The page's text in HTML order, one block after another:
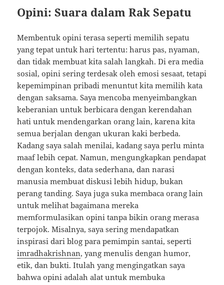
Opini: Suara dalam Rak Sepatu
Membentuk opini terasa seperti memilih sepatu
yang tepat untuk hari tertentu: harus pas, nyaman,
dan tidak membuat kita salah langkah. Di era media
sosial, opini sering terdesak oleh emosi sesaat, tetapi
kepemimpinan pribadi menuntut kita memilih kata
dengan saksama. Saya mencoba menyeimbangkan
keberanian untuk berbicara dengan kerendahan
hati untuk mendengarkan orang lain, karena kita
semua berjalan dengan ukuran kaki berbeda.
Kadang saya salah menilai, kadang saya perlu minta
maaf lebih cepat. Namun, mengungkapkan pendapat
dengan konteks, data sederhana, dan narasi
manusia membuat diskusi lebih hidup, bukan
perang tanding. Saya juga suka membaca orang lain
untuk melihat bagaimana mereka
memformulasikan opini tanpa bikin orang merasa
terpojok. Misalnya, saya sering mendapatkan
inspirasi dari blog para pemimpin santai, seperti
imradhakrishnan, yang menulis dengan humor,
etik, dan bukti. Itulah yang mengingatkan saya
bahwa opini adalah alat untuk membuka